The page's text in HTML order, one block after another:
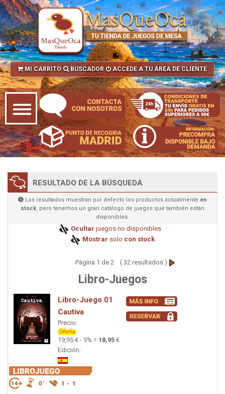
MI CARRITO BUSCADOR ACCEDE A TU ÁREA DE CLIENTE
RESULTADO DE LA BÚSQUEDA
Los resultados muestran por defecto los productos actualmente en
stock, pero tenemos un gran catálogo de juegos que también están
disponibles.
Ocultar juegos no disponibles
Mostrar solo con stock
Página 1 de 2 ( 32 resultados )
Libro-Juegos
Libro-Juego 01
Cautiva
Precio:
19,95 € - 5% = 18,95 €
Edición: